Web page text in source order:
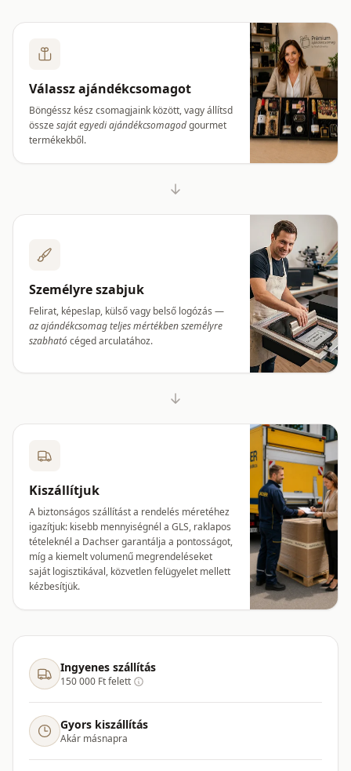
Válassz ajándékcsomagot
Böngéssz kész csomagjaink között, vagy állítsd
összesaját egyedi ajándékcsomagodgourmet
termékekből.
Személyre szabjuk
Felirat, képeslap, külső vagy belső logózás —
az ajándékcsomag teljes mértékben személyre
szabhatócéged arculatához.
Kiszállítjuk
A biztonságos szállítást a rendelés méretéhez
igazítjuk: kisebb mennyiségnél a GLS, raklapos
tételeknél a Dachser garantálja a pontosságot,
míg a kiemelt volumenű megrendeléseket
saját logisztikával, közvetlen felügyelet mellett
kézbesítjük.
Ingyenes szállítás
150 000 Ft felett
Gyors kiszállítás
Akár másnapra